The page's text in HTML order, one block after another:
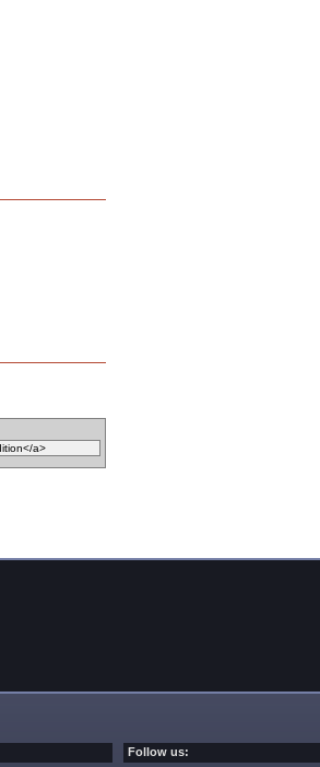
Follow us: